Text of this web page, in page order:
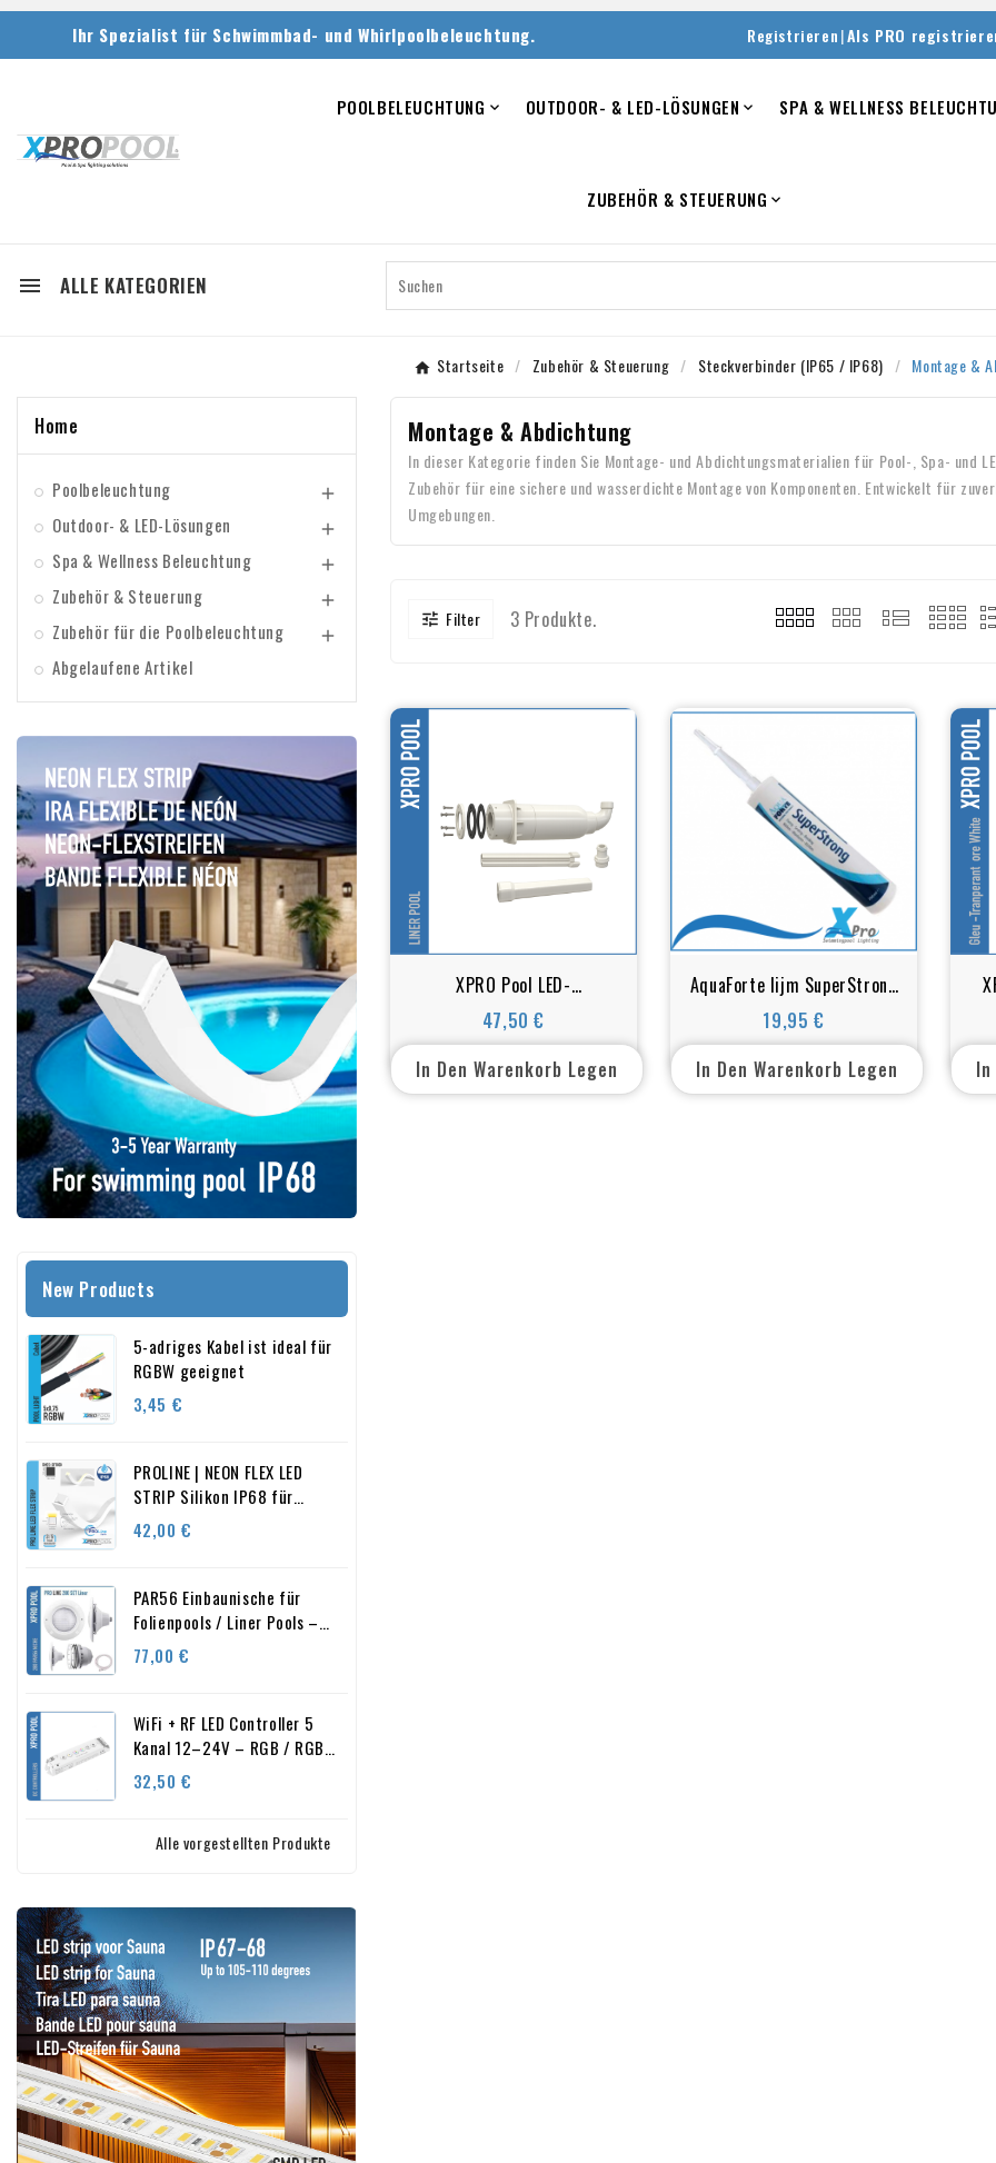
Ihr Spezialist für Schwimmbad- und Whirlpoolbeleuchtung. Registrieren|Als PRO
POOLBELEUCHTUNG  OUTDOOR- & LED-LÖSUNGEN  SPA & WELLNESS
ZUBEHÖR & STEUERUNG 
 ALLE KATEGORIEN
Startseite Zubehör & Steuerung Steckverbinder (IP65 / IP68) Montage &
Home
Poolbeleuchtung 
Outdoor- & LED-Lösungen 
Spa & Wellness Beleuchtung 
Zubehör & Steuerung 
Zubehör für die Poolbeleuchtung 
Abgelaufene Artikel
New Products
5-adriges Kabel ist ideal für
RGBW geeignet
3,45 €
PROLINE | NEON FLEX LED
STRIP Silikon IP68 für
Schwimmbad 13.5X13.5 MM
nach Maß
42,00 €
PAR56 Einbaunische für
Folienpools / Liner Pools –
Ø280 mm – IP68 – ABS
77,00 €
WiFi + RF LED Controller 5
Kanal 12–24V – RGB / RGBW
/ RGB+CCT Dimmer (Tuya
Smart)
32,50 €
Alle vorgestellten Produkte
Montage & Abdichtung
In dieser Kategorie finden Sie Montage- und Abdichtungsmaterialien für Pool-, Spa-
Zubehör für eine sichere und wasserdichte Montage von Komponenten. Entwickelt für
Umgebungen.
 Filter 3 Produkte.
XPRO Pool LED-
Wanddurchführung 1½”
Innengewinde – Für
Poolbeleuchtung (50–63
mm)
47,50 €
Preis
In Den Warenkorb Legen
AquaForte lijm SuperStrong
| transparant
19,95 €
Preis
In Den Warenkorb Legen